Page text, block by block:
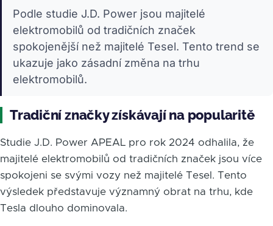
Podle studie J.D. Power jsou majitelé
elektromobilů od tradičních značek
spokojenější než majitelé Tesel. Tento trend se
ukazuje jako zásadní změna na trhu
elektromobilů.
Tradiční značky získávají na popularitě
Studie J.D. Power APEAL pro rok 2024 odhalila, že
majitelé elektromobilů od tradičních značek jsou více
spokojeni se svými vozy než majitelé Tesel. Tento
výsledek představuje významný obrat na trhu, kde
Tesla dlouho dominovala.